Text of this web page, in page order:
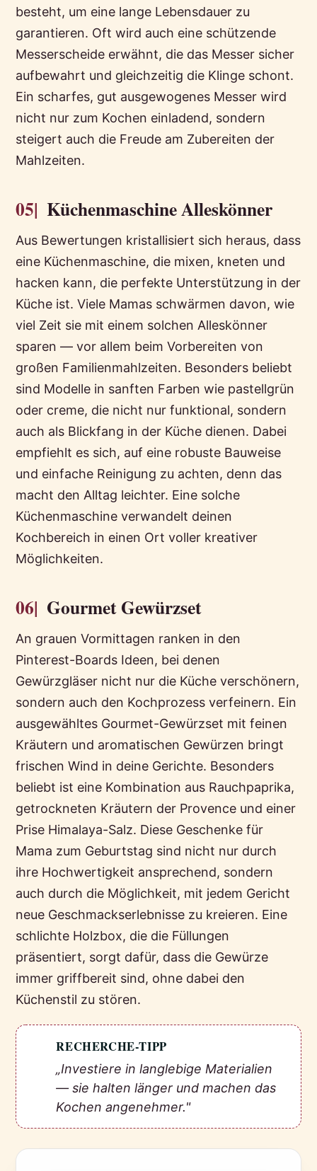
besteht, um eine lange Lebensdauer zu
garantieren. Oft wird auch eine schützende
Messerscheide erwähnt, die das Messer sicher
aufbewahrt und gleichzeitig die Klinge schont.
Ein scharfes, gut ausgewogenes Messer wird
nicht nur zum Kochen einladend, sondern
steigert auch die Freude am Zubereiten der
Mahlzeiten.
05| Küchenmaschine Alleskönner
Aus Bewertungen kristallisiert sich heraus, dass
eine Küchenmaschine, die mixen, kneten und
hacken kann, die perfekte Unterstützung in der
Küche ist. Viele Mamas schwärmen davon, wie
viel Zeit sie mit einem solchen Alleskönner
sparen — vor allem beim Vorbereiten von
großen Familienmahlzeiten. Besonders beliebt
sind Modelle in sanften Farben wie pastellgrün
oder creme, die nicht nur funktional, sondern
auch als Blickfang in der Küche dienen. Dabei
empfiehlt es sich, auf eine robuste Bauweise
und einfache Reinigung zu achten, denn das
macht den Alltag leichter. Eine solche
Küchenmaschine verwandelt deinen
Kochbereich in einen Ort voller kreativer
Möglichkeiten.
06| Gourmet Gewürzset
An grauen Vormittagen ranken in den
Pinterest-Boards Ideen, bei denen
Gewürzgläser nicht nur die Küche verschönern,
sondern auch den Kochprozess verfeinern. Ein
ausgewähltes Gourmet-Gewürzset mit feinen
Kräutern und aromatischen Gewürzen bringt
frischen Wind in deine Gerichte. Besonders
beliebt ist eine Kombination aus Rauchpaprika,
getrockneten Kräutern der Provence und einer
Prise Himalaya-Salz. Diese Geschenke für
Mama zum Geburtstag sind nicht nur durch
ihre Hochwertigkeit ansprechend, sondern
auch durch die Möglichkeit, mit jedem Gericht
neue Geschmackserlebnisse zu kreieren. Eine
schlichte Holzbox, die die Füllungen
präsentiert, sorgt dafür, dass die Gewürze
immer griffbereit sind, ohne dabei den
Küchenstil zu stören.
RECHERCHE-TIPP
„Investiere in langlebige Materialien
— sie halten länger und machen das
Kochen angenehmer."